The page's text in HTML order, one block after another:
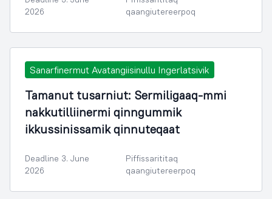
2026
qaangiutereerpoq
Sanarfinermut Avatangiisinullu Ingerlatsivik
Tamanut tusarniut: Sermiligaaq-mmi
nakkutilliinermi qinngummik
ikkussinissamik qinnuteqaat
Deadline 3. June
2026
Piffissarititaq
qaangiutereerpoq